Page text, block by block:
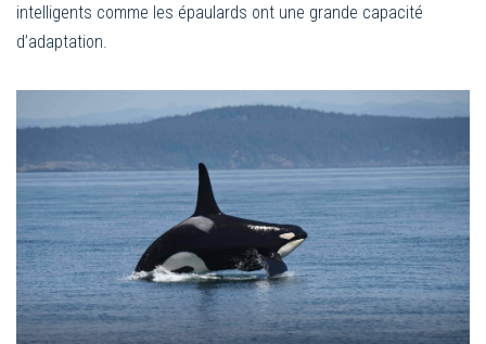
intelligents comme les épaulards ont une grande capacité
d’adaptation.